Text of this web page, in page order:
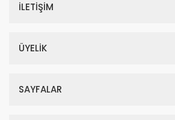
İLETİŞİM
ÜYELİK
SAYFALAR